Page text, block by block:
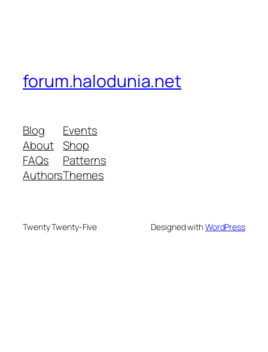
forum.halodunia.net
Blog
About
FAQs
Authors
Events
Shop
Patterns
Themes
Twenty Twenty-Five Designed withWordPress